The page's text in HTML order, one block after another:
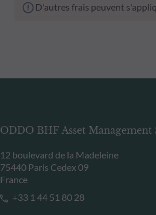
D'autres frais peuvent
ODDO BHF Asset Management
12 boulevard de la Madeleine
75440 Paris Cedex 09
France
+33 1 44 51 80 28